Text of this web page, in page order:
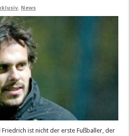
, News
ist nicht der erste Fußballer, der